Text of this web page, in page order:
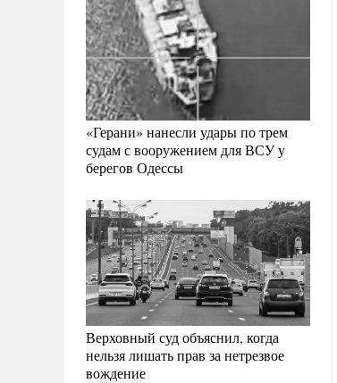
«Герани» нанесли удары по трем
судам с вооружением для ВСУ у
берегов Одессы
Верховный суд объяснил, когда
нельзя лишать прав за нетрезвое
вождение